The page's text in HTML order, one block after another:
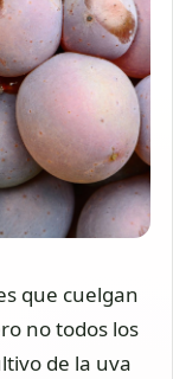
que cuelgan
no todos los
de la uva